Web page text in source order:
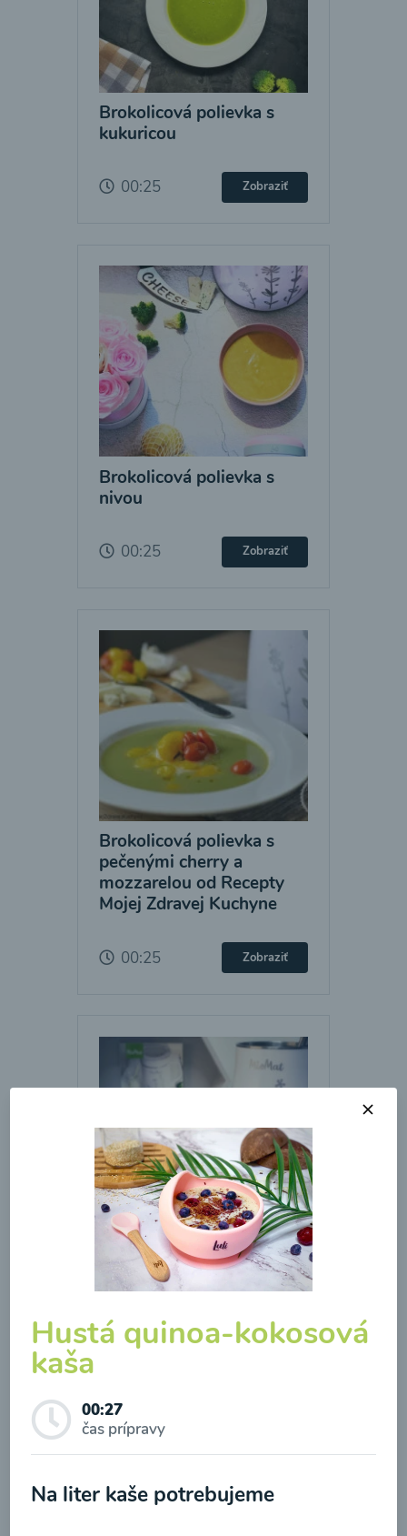
Brokolicová polievka s
kukuricou
00:25 Zobraziť
Brokolicová polievka s
nivou
00:25 Zobraziť
Brokolicová polievka s
pečenými cherry a
mozzarelou od Recepty
Mojej Zdravej Kuchyne
00:25 Zobraziť
Brokolicová polievka so
syrom
00:25 Zobraziť
Hustá quinoa-kokosová
kaša
00:27
čas prípravy
Na liter kaše potrebujeme
Odber noviniek a akcií
Odoslaním registrácie na Newsletter súhlasím so